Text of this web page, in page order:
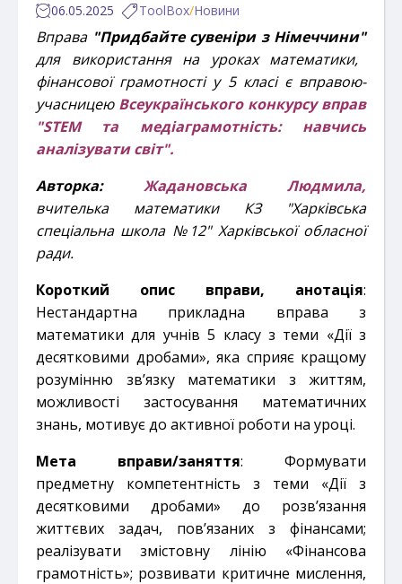
06.05.2025 ToolBox/Новини
Вправа "Придбайте сувеніри з Німеччини"
для використання на уроках математики,
фінансової грамотності у 5 класі є вправою-
учасницею Всеукраїнського конкурсу вправ
"STEM та медіаграмотність: навчись
аналізувати світ".
Авторка:
Жадановська Людмила,
вчителька математики КЗ "Харківська
спеціальна школа №12" Харківської обласної
ради.
Короткий опис вправи, анотація:
Нестандартна прикладна вправа з
математики для учнів 5 класу з теми «Дії з
десятковими дробами», яка сприяє кращому
розумінню зв’язку математики з життям,
можливості застосування математичних
знань, мотивує до активної роботи на уроці.
Мета вправи/заняття: Формувати
предметну компетентність з теми «Дії з
десятковими дробами» до розв’язання
життєвих задач, пов’язаних з фінансами;
реалізувати змістовну лінію «Фінансова
грамотність»; розвивати критичне мислення,